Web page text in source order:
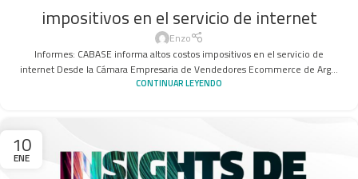
impositivos en el servicio de internet
Enzo
Informes: CABASE informa altos costos impositivos en el servicio de
internet Desde la Cámara Empresaria de Vendedores Ecommerce de Arg...
CONTINUAR LEYENDO
10
ENE